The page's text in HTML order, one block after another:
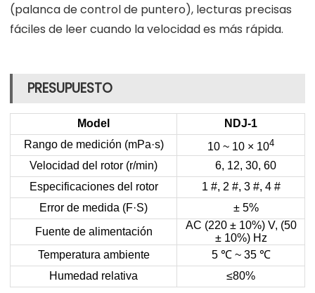
(palanca de control de puntero), lecturas precisas
fáciles de leer cuando la velocidad es más rápida.
PRESUPUESTO
Model
NDJ-1
Rango de medición (mPa·s)
10 ~ 10 × 104
Velocidad del rotor (r/min)
6, 12, 30, 60
Especificaciones del rotor
1 #, 2 #, 3 #, 4 #
Error de medida (F·S)
± 5%
Fuente de alimentación
AC (220 ± 10%) V, (50
± 10%) Hz
Temperatura ambiente
5 ℃~ 35 ℃
Humedad relativa
≤80%